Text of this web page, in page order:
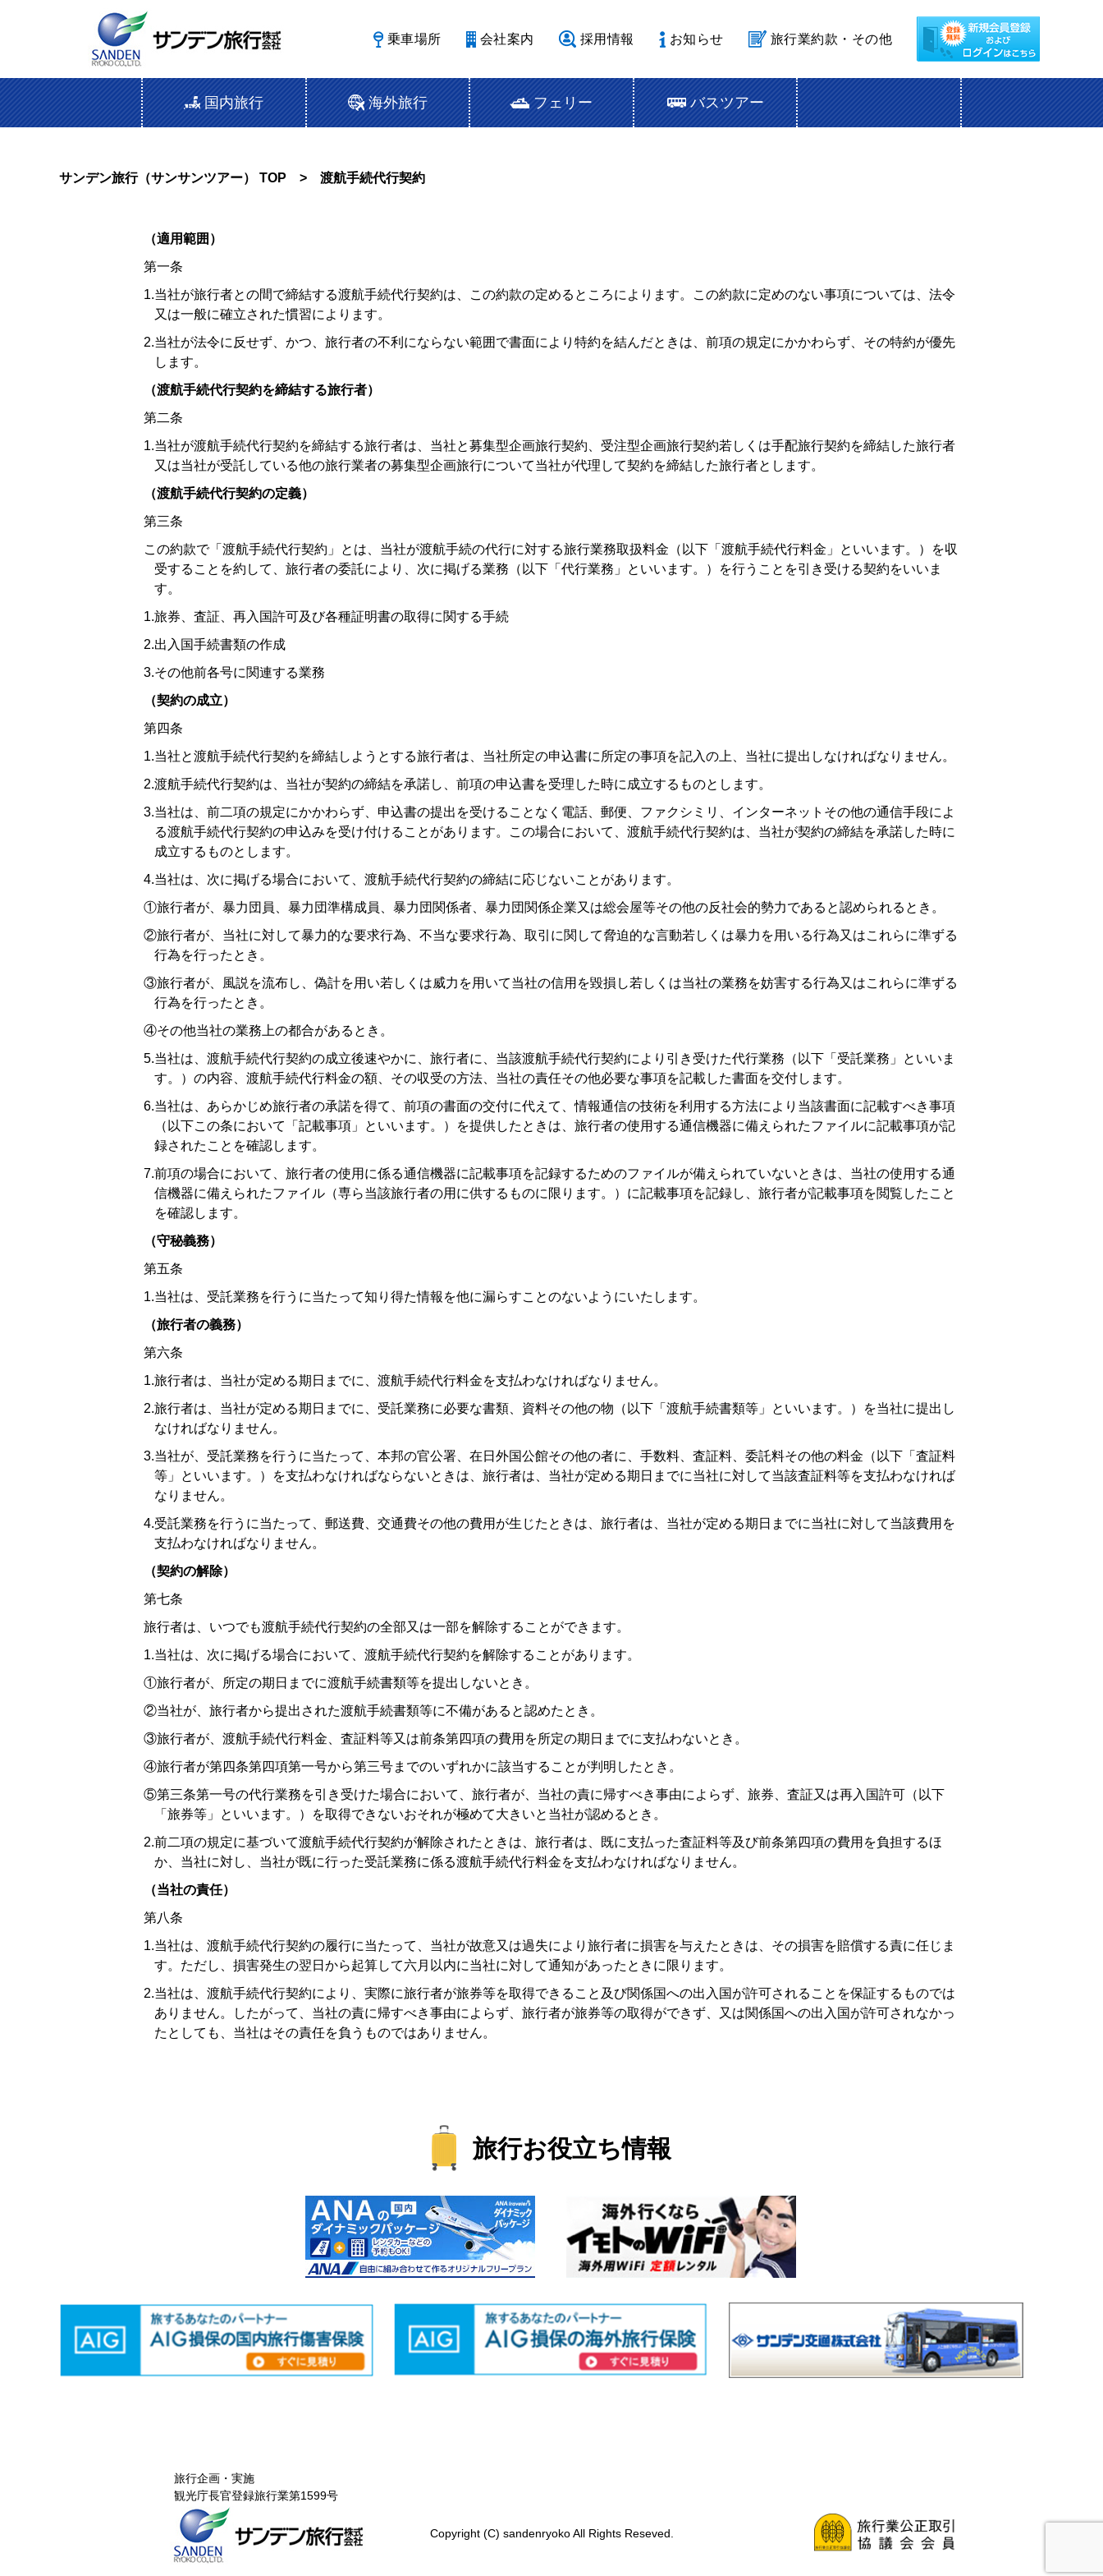
乗車場所 会社案内 採用情報 お知らせ 旅行業約款・その他
国内旅行 海外旅行 フェリー バスツアー
サンデン旅行（サンサンツアー） TOP > 渡航手続代行契約
（適用範囲）
第一条
1.当社が旅行者との間で締結する渡航手続代行契約は、この約款の定めるところによります。この約款に定めのない事項については、法令
又は一般に確立された慣習によります。
2.当社が法令に反せず、かつ、旅行者の不利にならない範囲で書面により特約を結んだときは、前項の規定にかかわらず、その特約が優先
します。
（渡航手続代行契約を締結する旅行者）
第二条
1.当社が渡航手続代行契約を締結する旅行者は、当社と募集型企画旅行契約、受注型企画旅行契約若しくは手配旅行契約を締結した旅行者
又は当社が受託している他の旅行業者の募集型企画旅行について当社が代理して契約を締結した旅行者とします。
（渡航手続代行契約の定義）
第三条
この約款で「渡航手続代行契約」とは、当社が渡航手続の代行に対する旅行業務取扱料金（以下「渡航手続代行料金」といいます。）を収
受することを約して、旅行者の委託により、次に掲げる業務（以下「代行業務」といいます。）を行うことを引き受ける契約をいいま
す。
1.旅券、査証、再入国許可及び各種証明書の取得に関する手続
2.出入国手続書類の作成
3.その他前各号に関連する業務
（契約の成立）
第四条
1.当社と渡航手続代行契約を締結しようとする旅行者は、当社所定の申込書に所定の事項を記入の上、当社に提出しなければなりません。
2.渡航手続代行契約は、当社が契約の締結を承諾し、前項の申込書を受理した時に成立するものとします。
3.当社は、前二項の規定にかかわらず、申込書の提出を受けることなく電話、郵便、ファクシミリ、インターネットその他の通信手段によ
る渡航手続代行契約の申込みを受け付けることがあります。この場合において、渡航手続代行契約は、当社が契約の締結を承諾した時に
成立するものとします。
4.当社は、次に掲げる場合において、渡航手続代行契約の締結に応じないことがあります。
①旅行者が、暴力団員、暴力団準構成員、暴力団関係者、暴力団関係企業又は総会屋等その他の反社会的勢力であると認められるとき。
②旅行者が、当社に対して暴力的な要求行為、不当な要求行為、取引に関して脅迫的な言動若しくは暴力を用いる行為又はこれらに準ずる
行為を行ったとき。
③旅行者が、風説を流布し、偽計を用い若しくは威力を用いて当社の信用を毀損し若しくは当社の業務を妨害する行為又はこれらに準ずる
行為を行ったとき。
④その他当社の業務上の都合があるとき。
5.当社は、渡航手続代行契約の成立後速やかに、旅行者に、当該渡航手続代行契約により引き受けた代行業務（以下「受託業務」といいま
す。）の内容、渡航手続代行料金の額、その収受の方法、当社の責任その他必要な事項を記載した書面を交付します。
6.当社は、あらかじめ旅行者の承諾を得て、前項の書面の交付に代えて、情報通信の技術を利用する方法により当該書面に記載すべき事項
（以下この条において「記載事項」といいます。）を提供したときは、旅行者の使用する通信機器に備えられたファイルに記載事項が記
録されたことを確認します。
7.前項の場合において、旅行者の使用に係る通信機器に記載事項を記録するためのファイルが備えられていないときは、当社の使用する通
信機器に備えられたファイル（専ら当該旅行者の用に供するものに限ります。）に記載事項を記録し、旅行者が記載事項を閲覧したこと
を確認します。
（守秘義務）
第五条
1.当社は、受託業務を行うに当たって知り得た情報を他に漏らすことのないようにいたします。
（旅行者の義務）
第六条
1.旅行者は、当社が定める期日までに、渡航手続代行料金を支払わなければなりません。
2.旅行者は、当社が定める期日までに、受託業務に必要な書類、資料その他の物（以下「渡航手続書類等」といいます。）を当社に提出し
なければなりません。
3.当社が、受託業務を行うに当たって、本邦の官公署、在日外国公館その他の者に、手数料、査証料、委託料その他の料金（以下「査証料
等」といいます。）を支払わなければならないときは、旅行者は、当社が定める期日までに当社に対して当該査証料等を支払わなければ
なりません。
4.受託業務を行うに当たって、郵送費、交通費その他の費用が生じたときは、旅行者は、当社が定める期日までに当社に対して当該費用を
支払わなければなりません。
（契約の解除）
第七条
旅行者は、いつでも渡航手続代行契約の全部又は一部を解除することができます。
1.当社は、次に掲げる場合において、渡航手続代行契約を解除することがあります。
①旅行者が、所定の期日までに渡航手続書類等を提出しないとき。
②当社が、旅行者から提出された渡航手続書類等に不備があると認めたとき。
③旅行者が、渡航手続代行料金、査証料等又は前条第四項の費用を所定の期日までに支払わないとき。
④旅行者が第四条第四項第一号から第三号までのいずれかに該当することが判明したとき。
⑤第三条第一号の代行業務を引き受けた場合において、旅行者が、当社の責に帰すべき事由によらず、旅券、査証又は再入国許可（以下
「旅券等」といいます。）を取得できないおそれが極めて大きいと当社が認めるとき。
2.前二項の規定に基づいて渡航手続代行契約が解除されたときは、旅行者は、既に支払った査証料等及び前条第四項の費用を負担するほ
か、当社に対し、当社が既に行った受託業務に係る渡航手続代行料金を支払わなければなりません。
（当社の責任）
第八条
1.当社は、渡航手続代行契約の履行に当たって、当社が故意又は過失により旅行者に損害を与えたときは、その損害を賠償する責に任じま
す。ただし、損害発生の翌日から起算して六月以内に当社に対して通知があったときに限ります。
2.当社は、渡航手続代行契約により、実際に旅行者が旅券等を取得できること及び関係国への出入国が許可されることを保証するものでは
ありません。したがって、当社の責に帰すべき事由によらず、旅行者が旅券等の取得ができず、又は関係国への出入国が許可されなかっ
たとしても、当社はその責任を負うものではありません。
旅行お役立ち情報
旅行企画・実施
観光庁長官登録旅行業第1599号
Copyright (C) sandenryoko All Rights Reseved.